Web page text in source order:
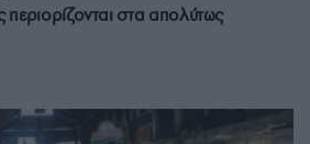
στα απολύτως